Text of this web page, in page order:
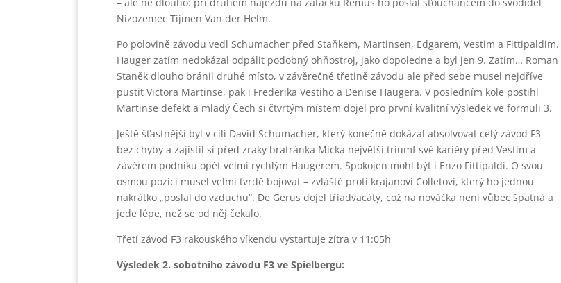
Nizozemec Tijmen Van der Helm.
Po polovině závodu vedl Schumacher před Staňkem, Martinsen, Edgarem, Vestim a Fittipaldim.
Hauger zatím nedokázal odpálit podobný ohňostroj, jako dopoledne a byl jen 9. Zatím… Roman
Staněk dlouho bránil druhé místo, v závěrečné třetině závodu ale před sebe musel nejdříve
pustit Victora Martinse, pak i Frederika Vestiho a Denise Haugera. V posledním kole postihl
Martinse defekt a mladý Čech si čtvrtým místem dojel pro první kvalitní výsledek ve formuli 3.
Ještě šťastnější byl v cíli David Schumacher, který konečně dokázal absolvovat celý závod F3
bez chyby a zajistil si před zraky bratránka Micka největší triumf své kariéry před Vestim a
závěrem podniku opět velmi rychlým Haugerem. Spokojen mohl být i Enzo Fittipaldi. O svou
osmou pozici musel velmi tvrdě bojovat – zvláště proti krajanovi Colletovi, který ho jednou
nakrátko „poslal do vzduchu“. De Gerus dojel třiadvacátý, což na nováčka není vůbec špatná a
jede lépe, než se od něj čekalo.
Třetí závod F3 rakouského víkendu vystartuje zítra v 11:05h
Výsledek 2. sobotního závodu F3 ve Spielbergu: